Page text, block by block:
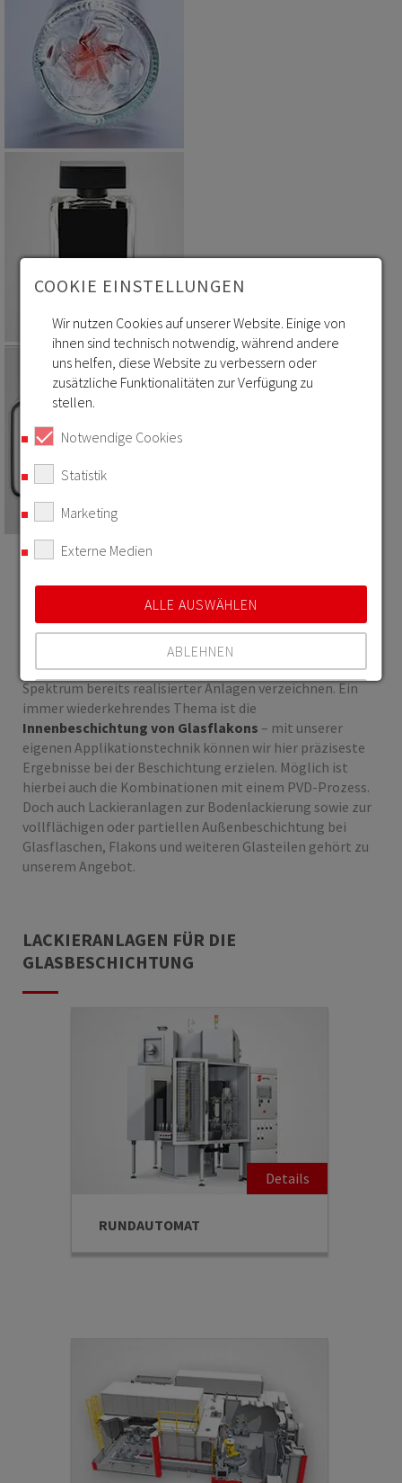
LACKIERANLAGEN FÜR VIELFÄLTIGE
EINSATZGEBIETE BEI
DER GLASBESCHICHTUNG
In der Beschichtung von Glas kann Sprimag ein breites
Spektrum bereits realisierter Anlagen verzeichnen. Ein
immer wiederkehrendes Thema ist die
Innenbeschichtung von Glasflakons – mit unserer
eigenen Applikationstechnik können wir hier präziseste
Ergebnisse bei der Beschichtung erzielen. Möglich ist
hierbei auch die Kombinationen mit einem PVD-Prozess.
Doch auch Lackieranlagen zur Bodenlackierung sowie zur
vollflächigen oder partiellen Außenbeschichtung bei
Glasflaschen, Flakons und weiteren Glasteilen gehört zu
unserem Angebot.
LACKIERANLAGEN FÜR DIE
GLASBESCHICHTUNG
RUNDAUTOMAT
COOKIE EINSTELLUNGEN
Wir nutzen Cookies auf unserer Website. Einige von
ihnen sind technisch notwendig, während andere
uns helfen, diese Website zu verbessern oder
zusätzliche Funktionalitäten zur Verfügung zu
stellen.
Notwendige Cookies
Statistik
Marketing
Externe Medien
ALLE AUSWÄHLEN
ABLEHNEN
SPEICHERN
Details anzeigen
Impressum | Datenschutz